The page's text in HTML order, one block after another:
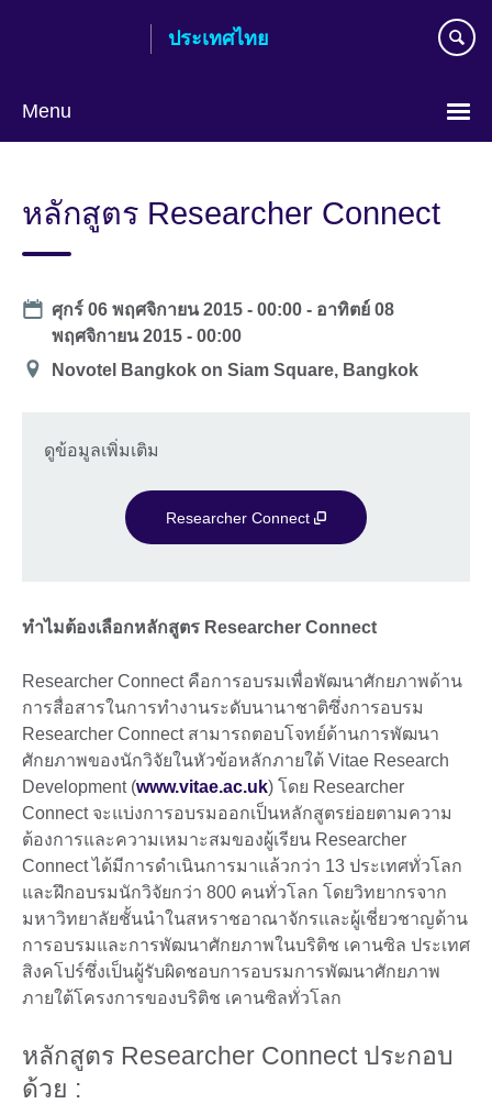
ประเทศไทย
Menu
หลักสูตร Researcher Connect
Date
ศุกร์ 06 พฤศจิกายน 2015 - 00:00 - อาทิตย์ 08
พฤศจิกายน 2015 - 00:00
สถาน
Novotel Bangkok on Siam Square, Bangkok
ดูข้อมูลเพิ่มเติม
Researcher Connect
ทำไมต้องเลือกหลักสูตร Researcher Connect
Researcher Connect คือการอบรมเพื่อพัฒนาศักยภาพด้าน
การสื่อสารในการทำงานระดับนานาชาติซึ่งการอบรม
Researcher Connect สามารถตอบโจทย์ด้านการพัฒนา
ศักยภาพของนักวิจัยในหัวข้อหลักภายใต้ Vitae Research
Development (www.vitae.ac.uk) โดย Researcher
Connect จะแบ่งการอบรมออกเป็นหลักสูตรย่อยตามความ
ต้องการและความเหมาะสมของผู้เรียน Researcher
Connect ได้มีการดำเนินการมาแล้วกว่า 13 ประเทศทั่วโลก
และฝึกอบรมนักวิจัยกว่า 800 คนทั่วโลก โดยวิทยากรจาก
มหาวิทยาลัยชั้นนำในสหราชอาณาจักรและผู้เชี่ยวชาญด้าน
การอบรมและการพัฒนาศักยภาพในบริติช เคานซิล ประเทศ
สิงคโปร์ซึ่งเป็นผู้รับผิดชอบการอบรมการพัฒนาศักยภาพ
ภายใต้โครงการของบริติช เคานซิลทั่วโลก
หลักสูตร Researcher Connect ประกอบ
ด้วย :